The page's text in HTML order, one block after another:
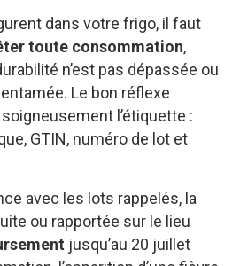
dans votre frigo, il faut
toute consommation,
n’est pas dépassée ou
Le bon réflexe
l’étiquette :
GTIN, numéro de lot et
avec les lots rappelés, la
ou rapportée sur le lieu
jusqu’au 20 juillet